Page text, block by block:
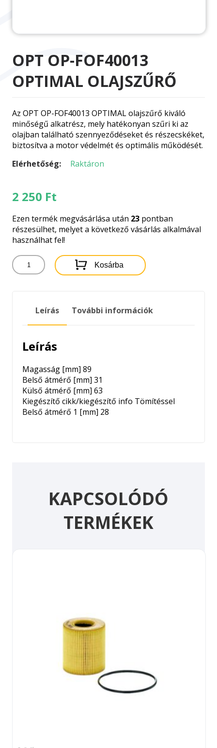
OPT OP-FOF40013
OPTIMAL OLAJSZŰRŐ
Az OPT OP-FOF40013 OPTIMAL olajszűrő kiváló
minőségű alkatrész, mely hatékonyan szűri ki az
olajban található szennyeződéseket és részecskéket,
biztosítva a motor védelmét és optimális működését.
Elérhetőség:
Raktáron
2 250 Ft
Ezen termék megvásárlása után 23 pontban
részesülhet, melyet a következő vásárlás alkalmával
használhat fel!
OPT
OP-
mennyiség
Kosárba
Leírás További információk
Leírás
Magasság [mm] 89
Belső átmérő [mm] 31
Külső átmérő [mm] 63
Kiegészítő cikk/kiegészítő info Tömítéssel
Belső átmérő 1 [mm] 28
KAPCSOLÓDÓ
TERMÉKEK